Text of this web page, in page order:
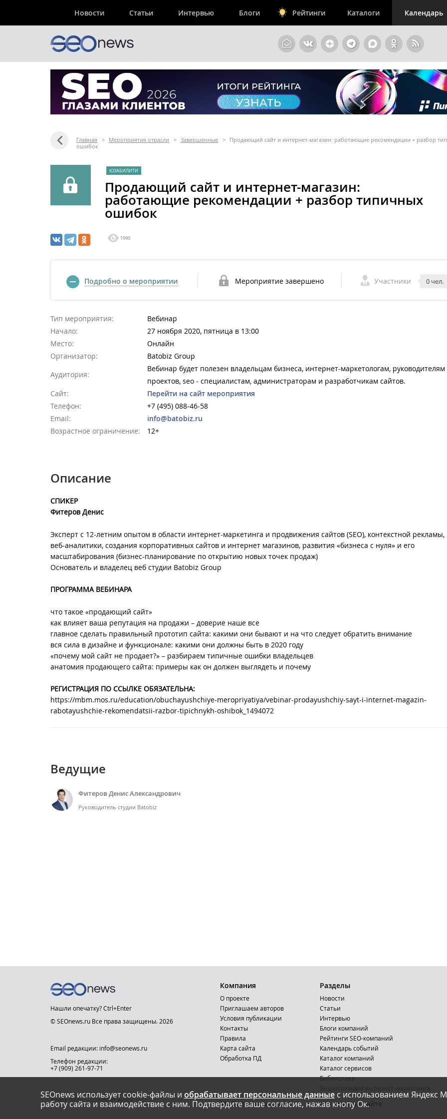
Новости Статьи Интервью Блоги Рейтинги Каталоги Календарь
Главная > Мероприятия отрасли > Завершенные >
Продающий сайт и интернет-магазин: работающие рекомендации + разбор
ошибок
ЮЗАБИЛИТИ
Продающий сайт и интернет-магазин:
работающие рекомендации + разбор типичных
ошибок
1990
Подробно о мероприятии Мероприятие завершено Участники 0 чел.
Тип мероприятия:
Вебинар
Начало:
27 ноября 2020, пятница в 13:00
Место:
Онлайн
Организатор:
Batobiz Group
Аудитория:
Вебинар будет полезен владельцам бизнеса, интернет-маркетологам, руководителям
проектов, seo - специалистам, администраторам и разработчикам сайтов.
Сайт:
Перейти на сайт мероприятия
Телефон:
+7 (495) 088-46-58
Email:
info@batobiz.ru
Возрастное ограничение:
12+
Описание
СПИКЕР
Фитеров Денис
Эксперт с 12-летним опытом в области интернет-маркетинга и продвижения сайтов (SEO), контекстной рекламы,
веб-аналитики, создания корпоративных сайтов и интернет магазинов, развития «бизнеса с нуля» и его
масштабирования (бизнес-планирование по открытию новых точек продаж)
Основатель и владелец веб студии Batobiz Group
ПРОГРАММА ВЕБИНАРА
что такое «продающий сайт»
как влияет ваша репутация на продажи – доверие наше все
главное сделать правильный прототип сайта: какими они бывают и на что следует обратить внимание
вся сила в дизайне и функционале: какими они должны быть в 2020 году
«почему мой сайт не продает?» – разбираем типичные ошибки владельцев
анатомия продающего сайта: примеры как он должен выглядеть и почему
РЕГИСТРАЦИЯ ПО ССЫЛКЕ ОБЯЗАТЕЛЬНА:
https://mbm.mos.ru/education/obuchayushchiye-meropriyatiya/vebinar-prodayushchiy-sayt-i-internet-magazin-
rabotayushchie-rekomendatsii-razbor-tipichnykh-oshibok_1494072
Ведущие
Фитеров Денис Александрович
Руководитель студии Batobiz
SEOnews использует cookie-файлы и обрабатывает персональные данныес использованием Яндекс
работу сайта и взаимодействие с ним. Подтвердите ваше согласие, нажав кнопу Ок.
Нашли опечатку? Ctrl+Enter
© SEOnews.ru Все права защищены. 2026
Email редакции: info@seonews.ru
Телефон редакции:
+7 (909) 261-97-71
This site is protected by reCAPTCHA and the Google
Privacy Policyand Terms of Serviceapply.
Компания
О проекте
Приглашаем авторов
Условия публикации
Контакты
Правила
Карта сайта
Обработка ПД
Мобильная версия
Разделы
Новости
Статьи
Интервью
Блоги компаний
Рейтинги SEO-компаний
Календарь событий
Каталог компаний
Каталог сервисов
Библиотека
Реклама на сайте